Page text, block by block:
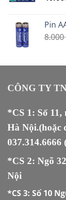
Pin
8.000
CÔNG TY
*CS 1: Số
Hà Nội.(hoặc
037.314.6666
*CS 2: Ngõ
Nội
*CS 3: Số 10